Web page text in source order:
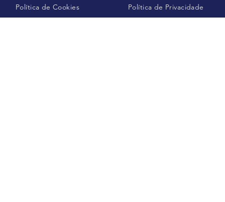
Política de Cookies Política de Privacidade